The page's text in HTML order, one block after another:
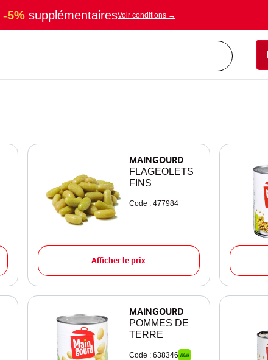
-5% supplémentairesVoir conditions →
MAINGOURD
FLAGEOLETS
FINS
Code : 477984
Afficher le prix
MAINGOURD
POMMES DE
TERRE
Code : 638346